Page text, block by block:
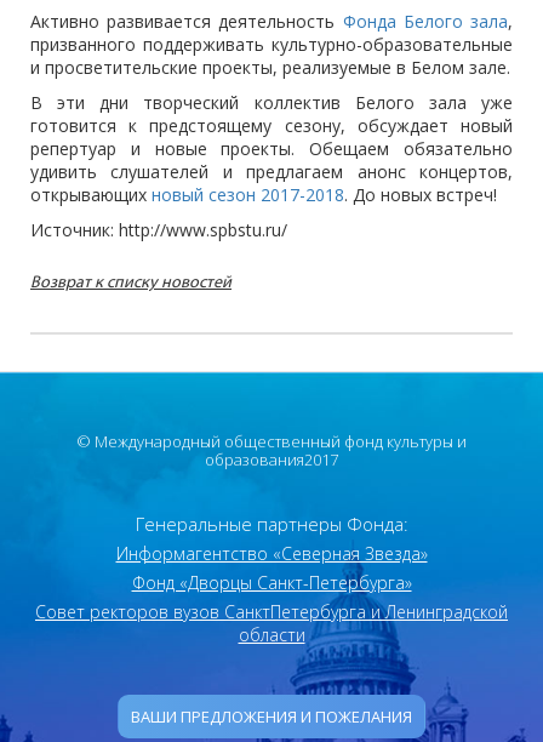
Активно развивается деятельность Фонда Белого зала,
призванного поддерживать культурно-образовательные
и просветительские проекты, реализуемые в Белом зале.
В эти дни творческий коллектив Белого зала уже
готовится к предстоящему сезону, обсуждает новый
репертуар и новые проекты. Обещаем обязательно
удивить слушателей и предлагаем анонс концертов,
открывающих новый сезон 2017-2018. До новых встреч!
Источник: http://www.spbstu.ru/
Возврат к списку новостей
© Международный общественный фонд культуры и
образования2017
Генеральные партнеры Фонда:
Информагентство «Северная Звезда»
Фонд «Дворцы Санкт-Петербурга»
Совет ректоров вузов Санкт­Петербурга и Ленинградской
области
ВАШИ ПРЕДЛОЖЕНИЯ И ПОЖЕЛАНИЯ